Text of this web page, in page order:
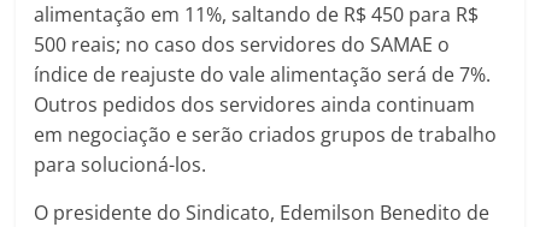
alimentação em 11%, saltando de R$ 450 para R$
500 reais; no caso dos servidores do SAMAE o
índice de reajuste do vale alimentação será de 7%.
Outros pedidos dos servidores ainda continuam
em negociação e serão criados grupos de trabalho
para solucioná-los.
O presidente do Sindicato, Edemilson Benedito de